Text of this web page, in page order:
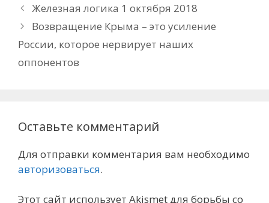
Железная логика 1 октября 2018
Возвращение Крыма – это усиление
России, которое нервирует наших
оппонентов
Оставьте комментарий
Для отправки комментария вам необходимо
авторизоваться.
Этот сайт использует Akismet для борьбы со